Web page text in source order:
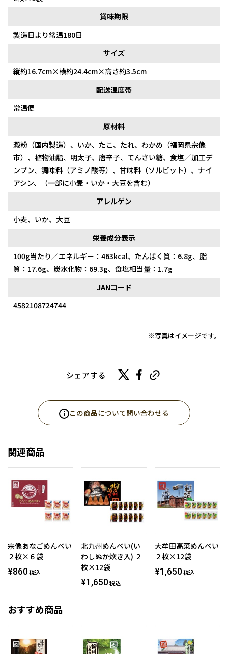
賞味期限
製造日より常温180日
サイズ
縦約16.7cm×横約24.4cm×高さ約3.5cm
配送温度帯
常温便
原材料
澱粉（国内製造）、いか、たこ、たれ、わかめ（福岡県宗像
市）、植物油脂、明太子、唐辛子、てんさい糖、食塩／加工デ
ンプン、調味料（アミノ酸等）、甘味料（ソルビット）、ナイ
アシン、（一部に小麦・いか・大豆を含む）
アレルゲン
小麦、いか、大豆
栄養成分表示
100g当たり／エネルギー：463kcal、たんぱく質：6.8g、脂
質：17.6g、炭水化物：69.3g、食塩相当量：1.7g
JANコード
4582108724744
※写真はイメージです。
シェアする
この商品について問い合わせる
関連商品
宗像あなごめんべい
２枚×６袋
¥860 税込
北九州めんべい(い
わしぬか炊き入) ２
枚×12袋
¥1,650 税込
大牟田高菜めんべい
２枚×12袋
¥1,650 税込
おすすめ商品